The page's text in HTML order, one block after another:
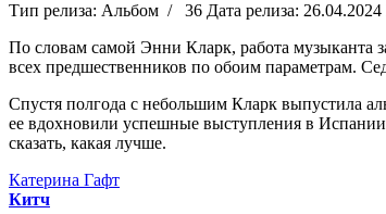
Тип релиза: Альбом / 36 Дата релиза: 26.04.2024
По словам самой Энни Кларк, работа музыканта
всех предшественников по обоим параметрам.
Спустя полгода с небольшим Кларк выпустила
ее вдохновили успешные выступления в
сказать, какая лучше.
Катерина Гафт
Китч